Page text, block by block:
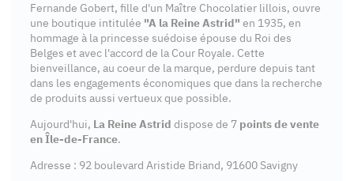
Fernande Gobert, fille d'un Maître Chocolatier lillois, ouvre
une boutique intitulée "A la Reine Astrid" en 1935, en
hommage à la princesse suédoise épouse du Roi des
Belges et avec l'accord de la Cour Royale. Cette
bienveillance, au coeur de la marque, perdure depuis tant
dans les engagements économiques que dans la recherche
de produits aussi vertueux que possible.
Aujourd'hui, La Reine Astrid dispose de 7 points de vente
en Île-de-France.
Adresse : 92 boulevard Aristide Briand, 91600 Savigny